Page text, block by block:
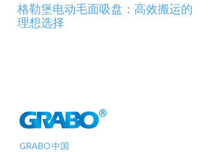
格勒堡电动毛面吸盘：高效搬运的
理想选择
GRABO 中国